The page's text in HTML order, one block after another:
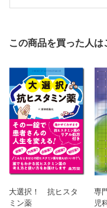
連載
レッドライン
苦は楽の種；苦労す
磯崎三喜年
あまの橋架け；病院に
難病を抱えたこども
阿真京子
医law 医law な関係(152)
殺人事件の加害少年
粟野公一郎
北海道ボールパーク
この商品を買った人
大選択！ 抗ヒスタ
ミン薬
専
児